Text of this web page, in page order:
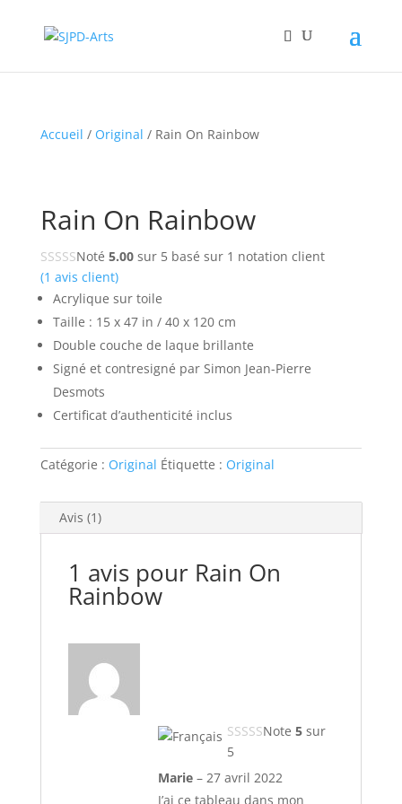
Accueil / Original / Rain On Rainbow
Rain On Rainbow
Noté 5.00sur 5 basé sur 1 notation client
(1 avis client)
Acrylique sur toile
Taille : 15 x 47 in / 40 x 120 cm
Double couche de laque brillante
Signé et contresigné par Simon Jean-Pierre
Desmots
Certificat d’authenticité inclus
Catégorie : Original Étiquette : Original
Avis (1)
1 avis pour Rain On
Rainbow
Note 5sur
5
Marie – 27 avril 2022
J’ai ce tableau dans mon